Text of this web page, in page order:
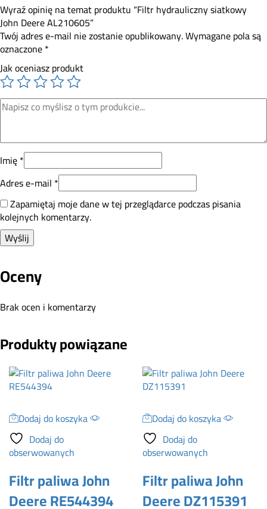
Wyraź opinię na temat produktu “Filtr hydrauliczny siatkowy
John Deere AL210605”
Twój adres e-mail nie zostanie opublikowany.Wymagane pola są
oznaczone*
Jak oceniasz produkt
Imię*
Adres e-mail *
Zapamiętaj moje dane w tej przeglądarce podczas pisania
kolejnych komentarzy.
Oceny
Brak ocen i komentarzy
Produkty powiązane
Dodaj do koszyka
Dodaj do
obserwowanych
Filtr paliwa John
Deere RE544394
Dodaj do koszyka
Dodaj do
obserwowanych
Filtr paliwa John
Deere DZ115391